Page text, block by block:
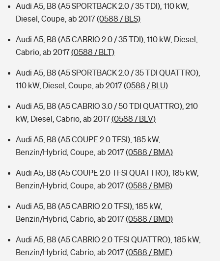
Audi A5, B8 (A5 SPORTBACK 2.0 / 35 TDI), 110 kW,
Diesel, Coupe, ab 2017(0588 / BLS)
Audi A5, B8 (A5 CABRIO 2.0 / 35 TDI), 110 kW, Diesel,
Cabrio, ab 2017(0588 / BLT)
Audi A5, B8 (A5 SPORTBACK 2.0 / 35 TDI QUATTRO),
110 kW, Diesel, Coupe, ab 2017(0588 / BLU)
Audi A5, B8 (A5 CABRIO 3.0 / 50 TDI QUATTRO), 210
kW, Diesel, Cabrio, ab 2017(0588 / BLV)
Audi A5, B8 (A5 COUPE 2.0 TFSI), 185 kW,
Benzin/Hybrid, Coupe, ab 2017(0588 / BMA)
Audi A5, B8 (A5 COUPE 2.0 TFSI QUATTRO), 185 kW,
Benzin/Hybrid, Coupe, ab 2017(0588 / BMB)
Audi A5, B8 (A5 CABRIO 2.0 TFSI), 185 kW,
Benzin/Hybrid, Cabrio, ab 2017(0588 / BMD)
Audi A5, B8 (A5 CABRIO 2.0 TFSI QUATTRO), 185 kW,
Benzin/Hybrid, Cabrio, ab 2017(0588 / BME)